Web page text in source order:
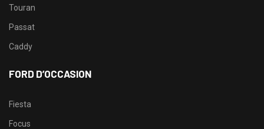
Touran
Passat
Caddy
FORD D’OCCASION
Fiesta
Focus